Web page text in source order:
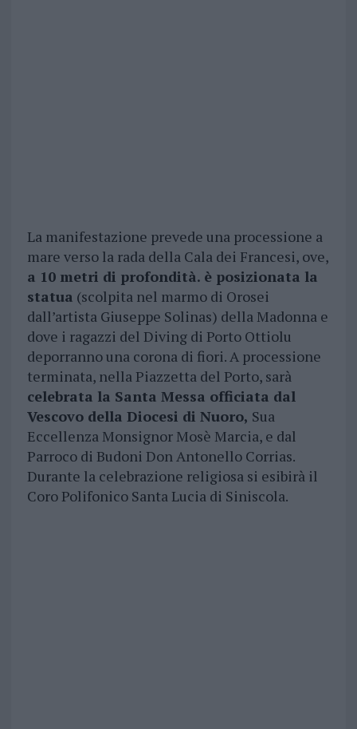
La manifestazione prevede una processione a
mare verso la rada della Cala dei Francesi, ove,
a 10 metri di profondità. è posizionata la
statua (scolpita nel marmo di Orosei
dall’artista Giuseppe Solinas) della Madonna e
dove i ragazzi del Diving di Porto Ottiolu
deporranno una corona di fiori. A processione
terminata, nella Piazzetta del Porto, sarà
celebrata la Santa Messa officiata dal
Vescovo della Diocesi di Nuoro, Sua
Eccellenza Monsignor Mosè Marcia, e dal
Parroco di Budoni Don Antonello Corrias.
Durante la celebrazione religiosa si esibirà il
Coro Polifonico Santa Lucia di Siniscola.